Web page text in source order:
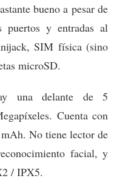
bueno a pesar de
puertos y entradas al
SIM física (sino
microSD.
una delante de 5
Cuenta con
No tiene lector de
facial, y
/ IPX5.